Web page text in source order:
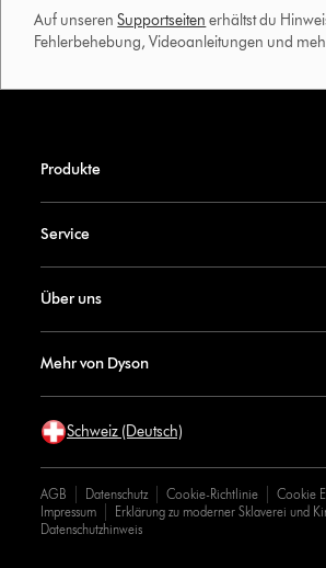
Auf unserenSupportseiten erhältst du
Fehlerbehebung, Videoanleitungen und
Produkte
Service
Über uns
Mehr von Dyson
Schweiz (Deutsch)
AGB Datenschutz Cookie-Richtlinie
Cookie
Impressum
Erklärung zu moderner Sklaverei und
Datenschutzhinweis